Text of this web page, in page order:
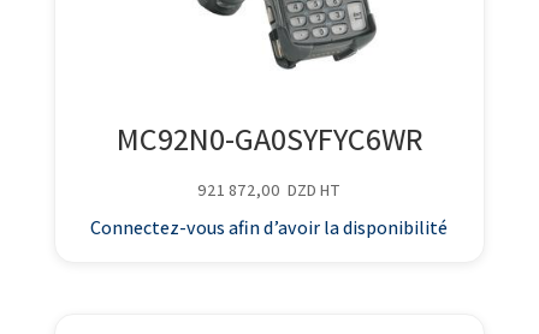
MC92N0-GA0SYFYC6WR
921 872,00 DZD HT
Connectez-vous afin d’avoir la disponibilité